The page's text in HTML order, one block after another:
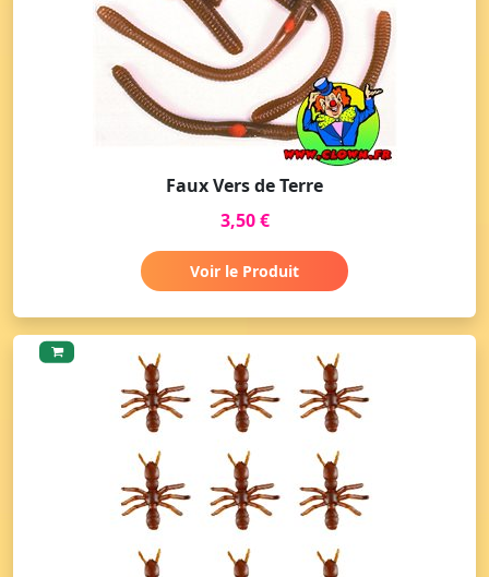
Faux Vers de Terre
3,50 €
Voir le Produit